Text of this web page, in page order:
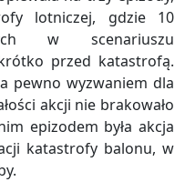
lotniczej, gdzie 10
w scenariuszu
przed katastrofą.
pewno wyzwaniem dla
akcji nie brakowało
epizodem była akcja
katastrofy balonu, w